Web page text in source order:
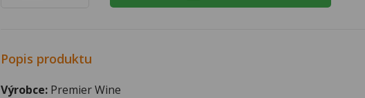
Popis produktu
Výrobce: Premier Wine